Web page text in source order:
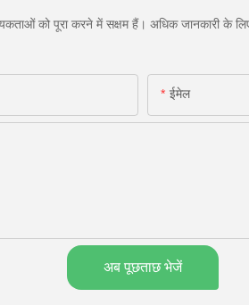
को पूरा करने में सक्षम हैं। अधिक जानकारी के
ईमेल
अब पूछताछ भेजें